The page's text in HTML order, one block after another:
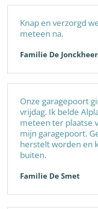
Knap en verzorgd
meteen na.
Familie De
Onze garagepoort
vrijdag. Ik belde
meteen ter plaatse
mijn garagepoort.
herstelt worden en
buiten.
Familie De Smet